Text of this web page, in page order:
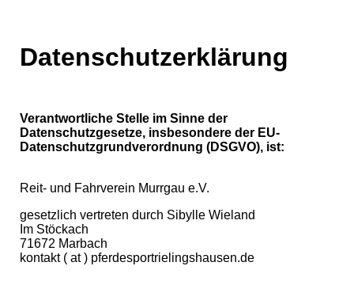
Datenschutzerklärung
Verantwortliche Stelle im Sinne der
Datenschutzgesetze, insbesondere der EU-
Datenschutzgrundverordnung (DSGVO), ist:
Reit- und Fahrverein Murrgau e.V.
gesetzlich vertreten durch Sibylle Wieland
Im Stöckach
71672 Marbach
kontakt ( at ) pferdesportrielingshausen.de